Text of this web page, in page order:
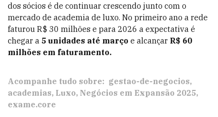
dos sócios é de continuar crescendo junto com o
mercado de academia de luxo. No primeiro ano a rede
faturou R$ 30 milhões e para 2026 a expectativa é
chegar a 5 unidades até março e alcançar R$ 60
milhões em faturamento.
Acompanhe tudo sobre: gestao-de-negocios
academias Luxo Negócios em Expansão 2025
exame.core